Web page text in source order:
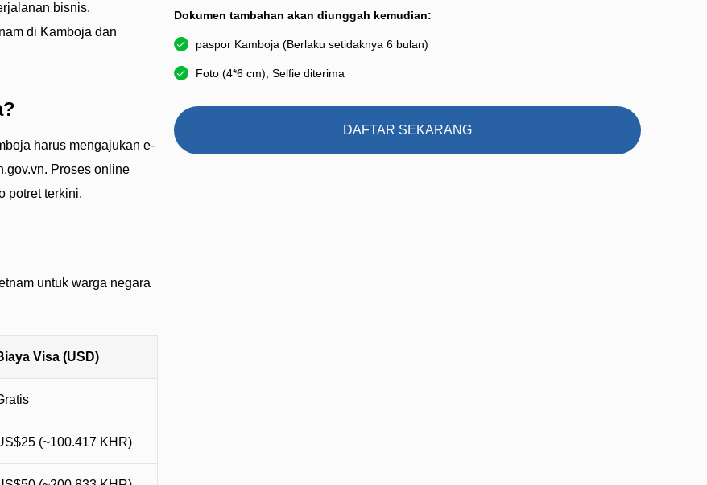
bisnis.
di Kamboja dan
harus mengajukan e-
Proses online
potret terkini.
untuk warga negara
Visa (USD)
(~100.417 KHR)
Dokumen tambahan akan diunggah kemudian:
paspor Kamboja (Berlaku setidaknya 6 bulan)
Foto (4*6 cm), Selfie diterima
DAFTAR SEKARANG